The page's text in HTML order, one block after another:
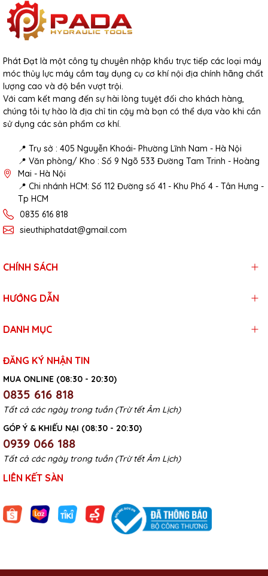
Phát Đạt là một công ty chuyên nhập khẩu trực tiếp các loại máy
móc thủy lực máy cầm tay dụng cụ cơ khí nội địa chính hãng chất
lượng cao và độ bền vượt trội.
Với cam kết mang đến sự hài lòng tuyệt đối cho khách hàng,
chúng tôi tự hào là địa chỉ tin cậy mà bạn có thể dựa vào khi cần
sử dụng các sản phẩm cơ khí.
📍 Trụ sở : 405 Nguyễn Khoái- Phường Lĩnh Nam - Hà Nội
📍 Văn phòng/ Kho : Số 9 Ngõ 533 Đường Tam Trinh - Hoàng
Mai - Hà Nội
📍 Chi nhánh HCM: Số 112 Đường số 41 - Khu Phố 4 - Tân Hưng -
Tp HCM
0835 616 818
sieuthiphatdat@gmail.com
CHÍNH SÁCH
HƯỚNG DẪN
DANH MỤC
ĐĂNG KÝ NHẬN TIN
MUA ONLINE (08:30 - 20:30)
0835 616 818
Tất cả các ngày trong tuần (Trừ tết Âm Lịch)
GÓP Ý & KHIẾU NẠI (08:30 - 20:30)
0939 066 188
Tất cả các ngày trong tuần (Trừ tết Âm Lịch)
LIÊN KẾT SÀN